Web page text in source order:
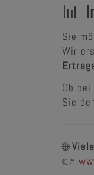
📊
Sie
Wir
Ob bei
Sie
🌐
👉